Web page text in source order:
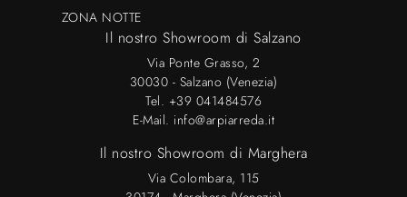
ZONA NOTTE
Il nostro Showroom di Salzano
Via Ponte Grasso, 2
30030 - Salzano (Venezia)
Tel. +39 041484576
E-Mail. info@arpiarreda.it
Il nostro Showroom di Marghera
Via Colombara, 115